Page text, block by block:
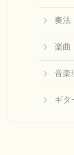
奏法
楽曲
音楽
ギタ